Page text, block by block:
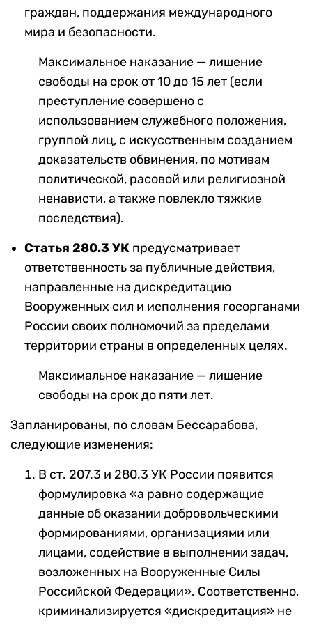
граждан, поддержания международного
мира и безопасности.
Максимальное наказание — лишение
свободы на срок от 10 до 15 лет (если
преступление совершено с
использованием служебного положения,
группой лиц, с искусственным созданием
доказательств обвинения, по мотивам
политической, расовой или религиозной
ненависти, а также повлекло тяжкие
последствия).
Статья 280.3 УК предусматривает
ответственность за публичные действия,
направленные на дискредитацию
Вооруженных сил и исполнения госорганами
России своих полномочий за пределами
территории страны в определенных целях.
Максимальное наказание — лишение
свободы на срок до пяти лет.
Запланированы, по словам Бессарабова,
следующие изменения:
В ст. 207.3 и 280.3 УК России появится
формулировка «а равно содержащие
данные об оказании добровольческими
формированиями, организациями или
лицами, содействие в выполнении задач,
возложенных на Вооруженные Силы
Российской Федерации». Соответственно,
криминализируется «дискредитация» не